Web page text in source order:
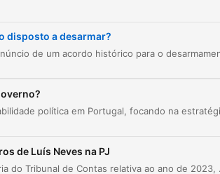
Trump
técnicos do acordo e a questão da
na implementação: desativação vs.
políticos de Netanyahu e o cenário
disposto a desarmar?
de Luís Neves na PJ
O episódio analisa uma auditoria do Tribunal de Contas relativa ao ano de 2023,